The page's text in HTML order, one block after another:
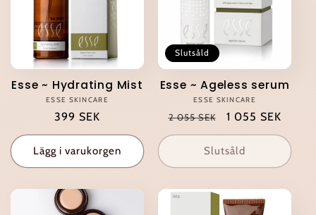
Esse ~ Hydrating Mist
Säljare:
ESSE SKINCARE
Ordinarie
pris
399 SEK
Lägg i varukorgen
Slutsåld
Esse ~ Ageless serum
Säljare:
ESSE SKINCARE
Ordinarie
pris
2 055 SEK Försäljningspris
1 055 SEK
Slutsåld